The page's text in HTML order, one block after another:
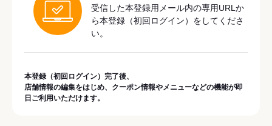
受信した本登録用メール内の専用URLか
ら本登録（初回ログイン）をしてくださ
い。
本登録（初回ログイン）完了後、
店舗情報の編集をはじめ、クーポン情報やメニューなどの機能が即
日ご利用いただけます。